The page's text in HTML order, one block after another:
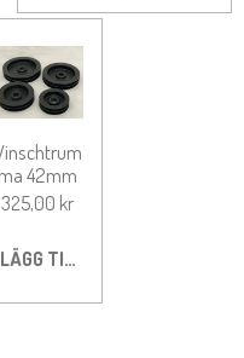
ma 42mm
325,00 kr
LÄGG TILL I VARUKORG